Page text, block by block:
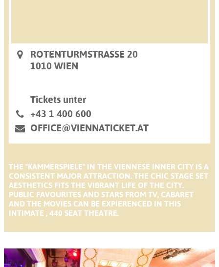
ROTENTURMSTRASSE 20
1010 WIEN
Tickets unter
+43 1 400 600
OFFICE@VIENNATICKET.AT
THE "KAMMERSPIELE" IN THE VIENNESE INNER CITY IS A
CONSISTENT MAJOR ATTRACTION. THE CHIC STAGE SET
AESTHETICS FITS THE VIBRANT LIFE OF THE CITY.
PUBLIC FAVOURITES AND STARS FROM TV, CABARET
AND THE MOVIES CAN BE EXPIERENCED IN THIS
INTIMATE , 440 SEAT THEATRE.